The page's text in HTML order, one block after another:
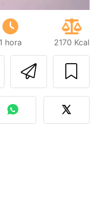
1 hora 2170 Kcal
Imprimir
al autor
de esta